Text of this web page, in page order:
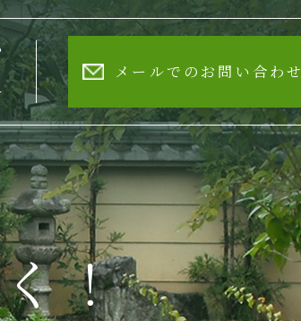
メールでのお問い合わせ
！